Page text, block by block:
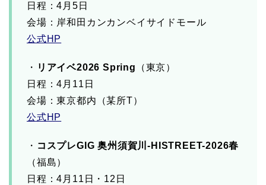
日程：4月5日
会場：岸和田カンカンベイサイドモール
公式HP
・ リアイベ2026 Spring
（東京）
日程：4月11日
会場：東京都内（某所T）
公式HP
・ コスプレGIG 奥州須賀川-HISTREET-2026春
（福島）
日程：4月11日・12日